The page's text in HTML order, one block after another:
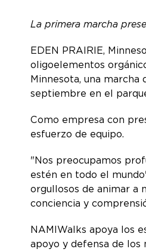
La primera marcha
EDEN PRAIRIE,
oligoelementos
Minnesota, una
septiembre en el
Como empresa con
esfuerzo de equipo.
"Nos preocupamos
estén en todo el
orgullosos de animar a
conciencia y
NAMIWalks apoya los
apoyo y defensa de los